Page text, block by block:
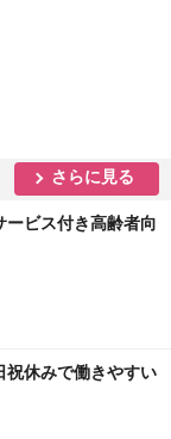
さらに見る
ービス付き高齢者向
祝休みで働きやすい